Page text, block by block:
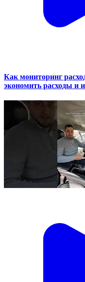
Как мониторинг
экономить расходы и